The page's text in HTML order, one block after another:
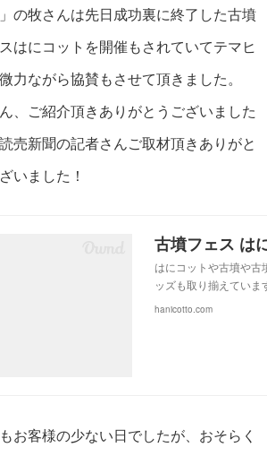
の牧さんは先日成功裏に終了した古墳
はにコットを開催もされていてテマヒ
力ながら協賛もさせて頂きました。
、ご紹介頂きありがとうございました
売新聞の記者さんご取材頂きありがと
いました！
古墳フェス は
はにコットや古墳や
ッズも取り揃えていま
hanicotto.com
お客様の少ない日でしたが、おそらく